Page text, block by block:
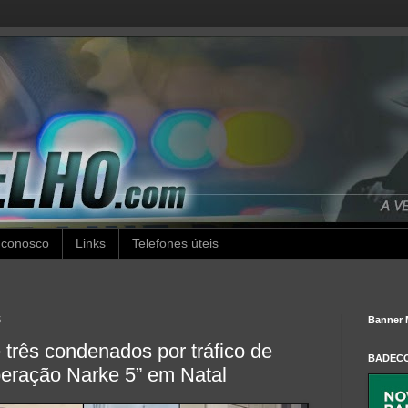
Links Telefones úteis
condenados por tráfico de
Narke 5” em Natal
Banner